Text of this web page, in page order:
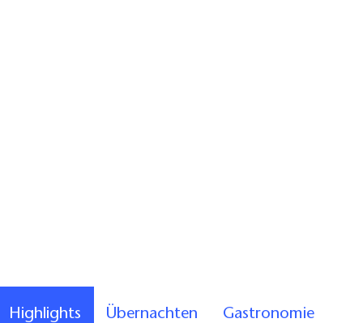
Highlights Übernachten Gastronomie